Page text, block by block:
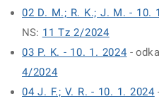
02 D. M.; R. K.; J. M. - 10.
NS: 11 Tz 2/2024
03 P. K. - 10. 1. 2024 -
4/2024
04 J. F.; V. R. - 10. 1. 2024